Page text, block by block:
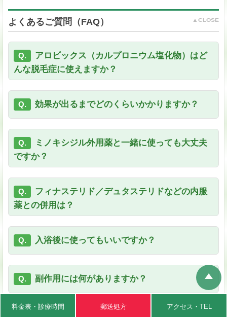
よくあるご質問（FAQ）
Q.
アロビックス（カルプロニウム塩化物）はど
んな脱毛症に使えますか？
Q. 効果が出るまでどのくらいかかりますか？
Q.
ミノキシジル外用薬と一緒に使っても大丈夫
ですか？
Q.
フィナステリド／デュタステリドなどの内服
薬との併用は？
Q. 入浴後に使ってもいいですか？
Q. 副作用には何がありますか？
料金表・ 診療時間 郵送処方 アクセス ・TEL